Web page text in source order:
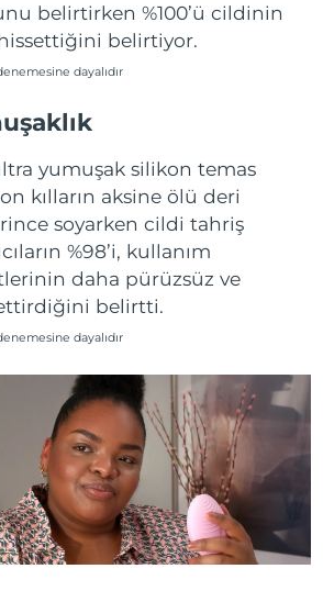
belirtirken %100’ü cildinin
belirtiyor.
dayalıdır
yumuşak silikon temas
kılların aksine ölü deri
soyarken cildi tahriş
%98’i, kullanım
daha pürüzsüz ve
belirtti.
dayalıdır